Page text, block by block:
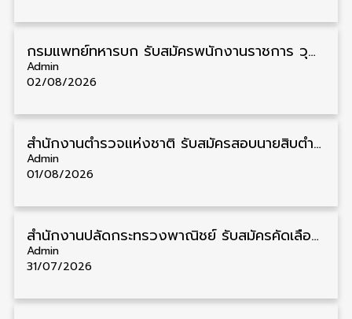
กรมแพทย์ทหารบก รับสมัครพนักงานราชการ วุฒิ ม.3/ม.6/ปวช./ปวท./ปวส. 6 อัตรา รับสมัคร 3 – 7 สิงหาคม
Admin
02/08/2026
สำนักงานตำรวจแห่งชาติ รับสมัครสอบนายสิบตำรวจ วุฒิ ม.6/ปวช. 6,000 อัตรา รับสมัคร 8 – 19 สิงหาคม
Admin
01/08/2026
สำนักงานปลัดกระทรวงพาณิชย์ รับสมัครคัดเลือกพนักงานราชการ วุฒิ ปวส./ป.ตรี 11 อัตรา รับสมัคร 10 – 21 สิงหาคม
Admin
31/07/2026